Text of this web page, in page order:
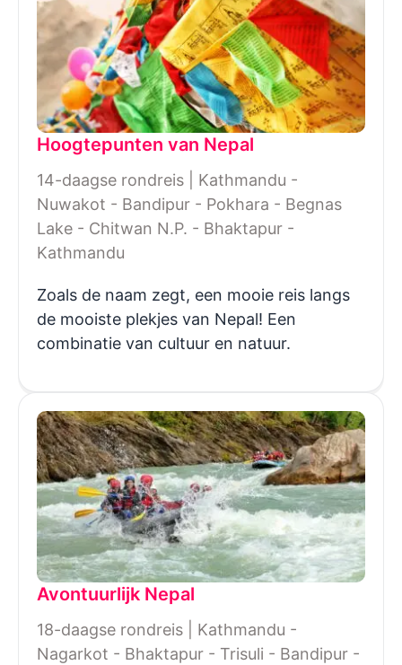
Hoogtepunten van Nepal
14-daagse rondreis | Kathmandu -
Nuwakot - Bandipur - Pokhara - Begnas
Lake - Chitwan N.P. - Bhaktapur -
Kathmandu
Zoals de naam zegt, een mooie reis langs
de mooiste plekjes van Nepal! Een
combinatie van cultuur en natuur.
Avontuurlijk Nepal
18-daagse rondreis | Kathmandu -
Nagarkot - Bhaktapur - Trisuli - Bandipur -